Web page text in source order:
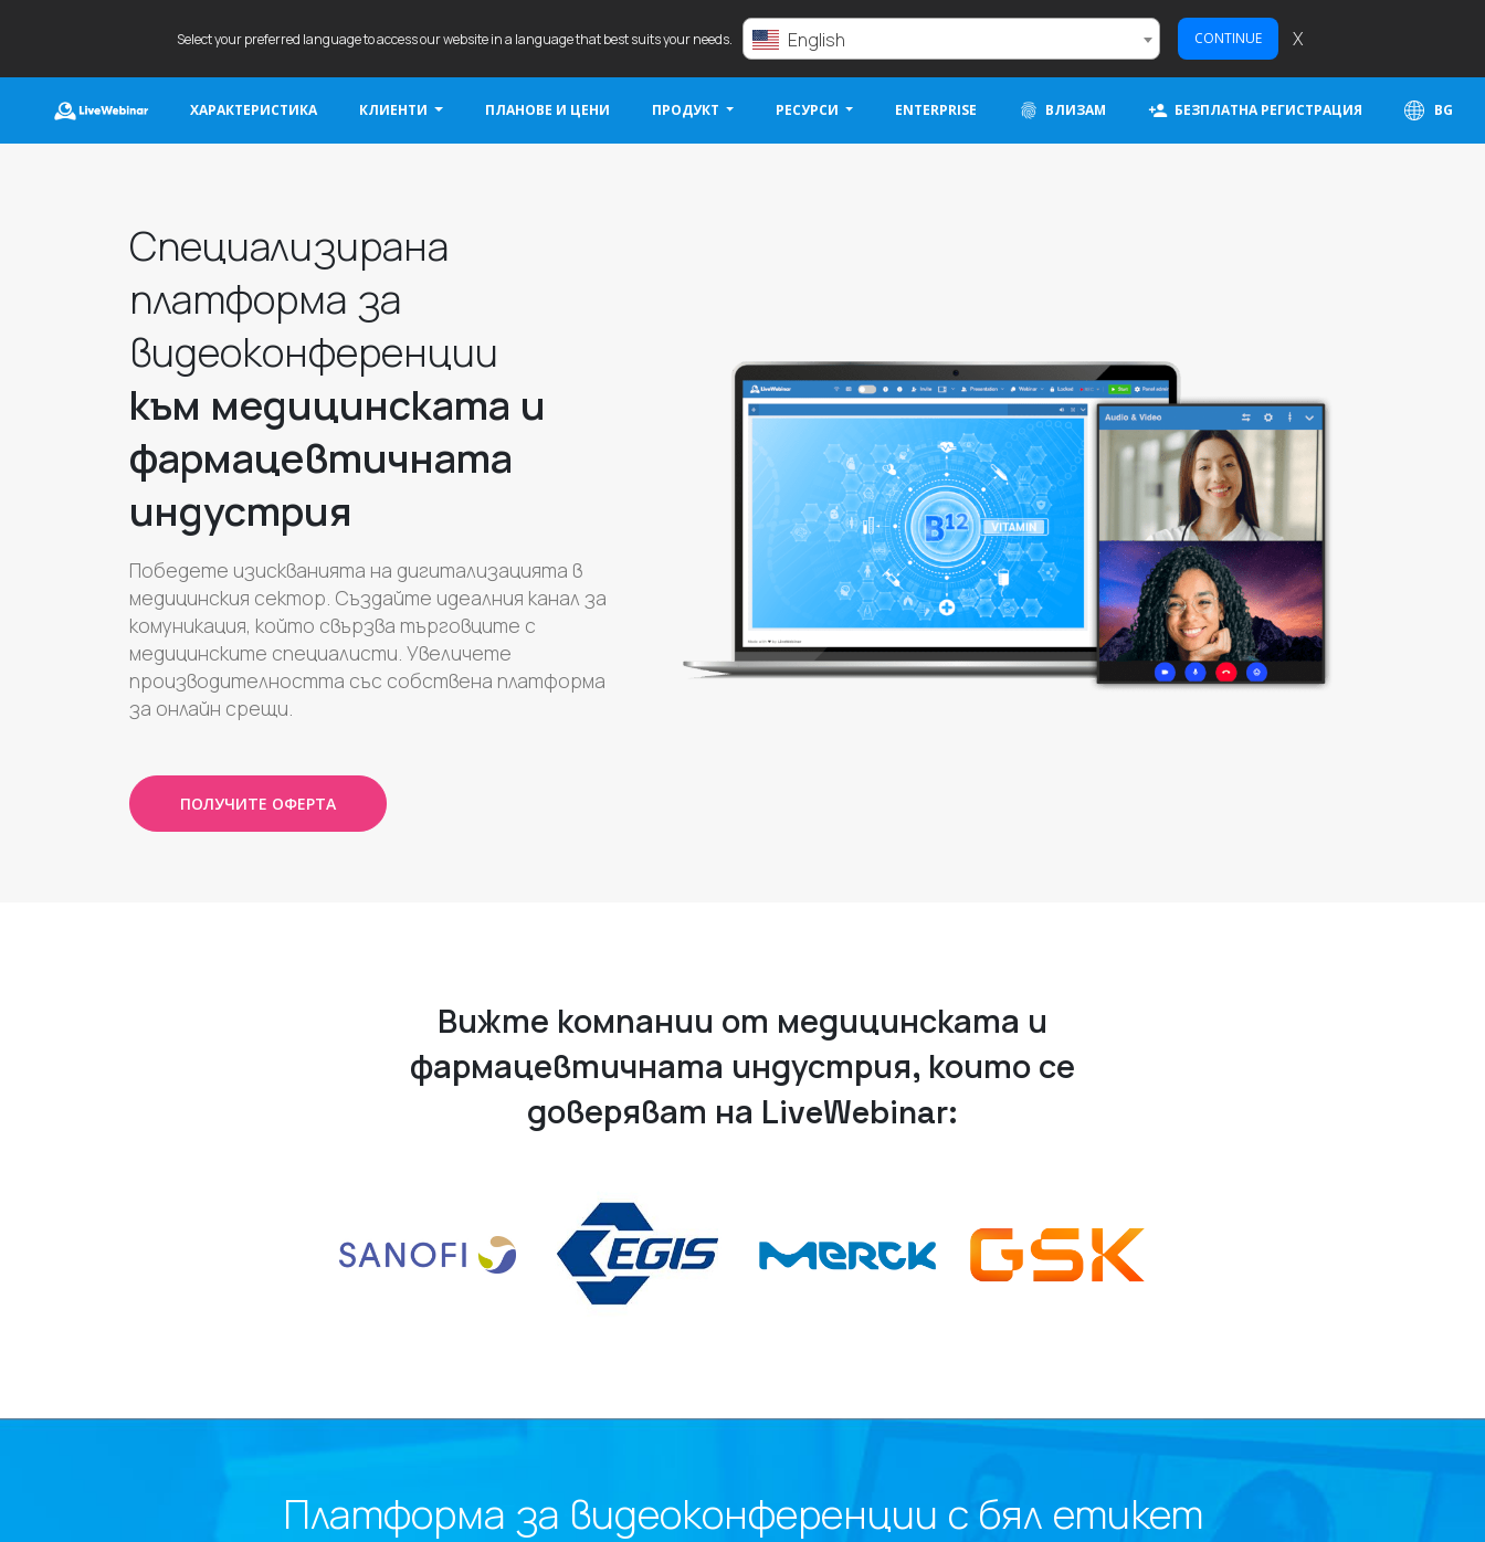
Select your preferred language to access our website in a language that best suits your needs. English CONTINUE X
ХАРАКТЕРИСТИКА КЛИЕНТИ ПЛАНОВЕ И ЦЕНИ ПРОДУКТ РЕСУРСИ ENTERPRISE ВЛИЗАМ БЕЗПЛАТНА РЕГИСТРАЦИЯ BG
Специализирана
платформа за
видеоконференции
към медицинската и
фармацевтичната
индустрия
Победете изискванията на дигитализацията в
медицинския сектор. Създайте идеалния канал за
комуникация, който свързва търговците с
медицинските специалисти. Увеличете
производителността със собствена платформа
за онлайн срещи.
ПОЛУЧИТЕ ОФЕРТА
Вижте компании от медицинската и
фармацевтичната индустрия, които се
доверяват на LiveWebinar:
Платформа за видеоконференции с бял етикет